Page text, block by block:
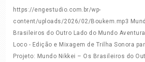
https://engestudio.com.br/wp-
content/uploads/2026/02/Boukem.mp3
Brasileiros do Outro Lado do Mundo
Loco - Edição e Mixagem de Trilha Sonora
Projeto: Mundo Nikkei – Os Brasileiros do